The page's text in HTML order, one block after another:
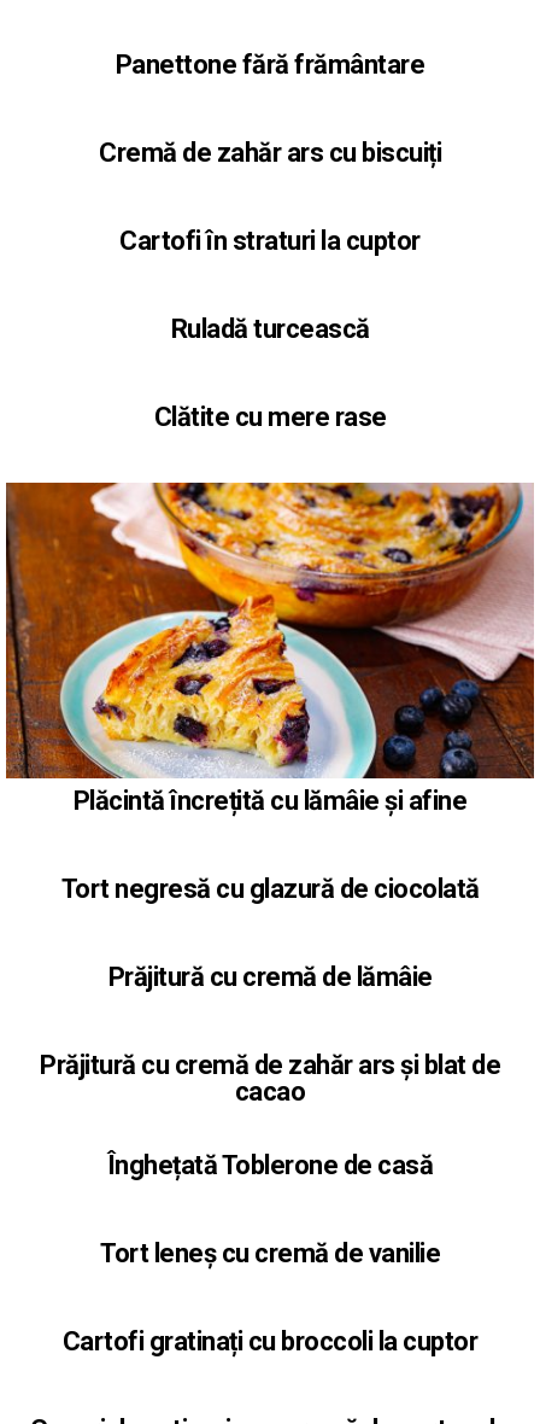
Panettone fără frământare
Cremă de zahăr ars cu biscuiți
Cartofi în straturi la cuptor
Ruladă turcească
Clătite cu mere rase
Plăcintă încrețită cu lămâie și afine
Tort negresă cu glazură de ciocolată
Prăjitură cu cremă de lămâie
Prăjitură cu cremă de zahăr ars și blat de
cacao
Înghețată Toblerone de casă
Tort leneș cu cremă de vanilie
Cartofi gratinați cu broccoli la cuptor